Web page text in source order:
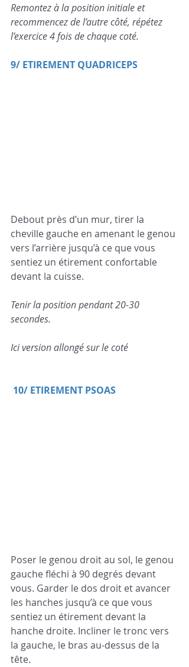
Remontez à la position initiale et
recommencez de l’autre côté, répétez
l’exercice 4 fois de chaque coté.
9/ ETIREMENT QUADRICEPS
Debout près d’un mur, tirer la
cheville gauche en amenant le genou
vers l’arrière jusqu’à ce que vous
sentiez un étirement confortable
devant la cuisse.
Tenir la position pendant 20-30
secondes.
Ici version allongé sur le coté
10/ ETIREMENT PSOAS
Poser le genou droit au sol, le genou
gauche fléchi à 90 degrés devant
vous. Garder le dos droit et avancer
les hanches jusqu’à ce que vous
sentiez un étirement devant la
hanche droite. Incliner le tronc vers
la gauche, le bras au-dessus de la
tête.